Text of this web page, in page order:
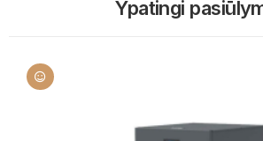
Ypatingi